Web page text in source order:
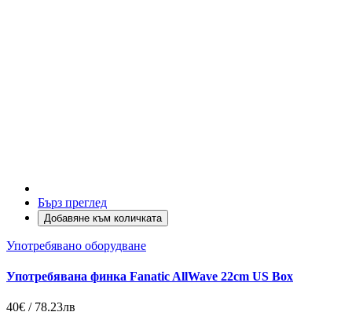
Бърз преглед
Добавяне към количката
Употребявано оборудване
Употребявана финка Fanatic AllWave 22cm US Box
40€ / 78.23лв